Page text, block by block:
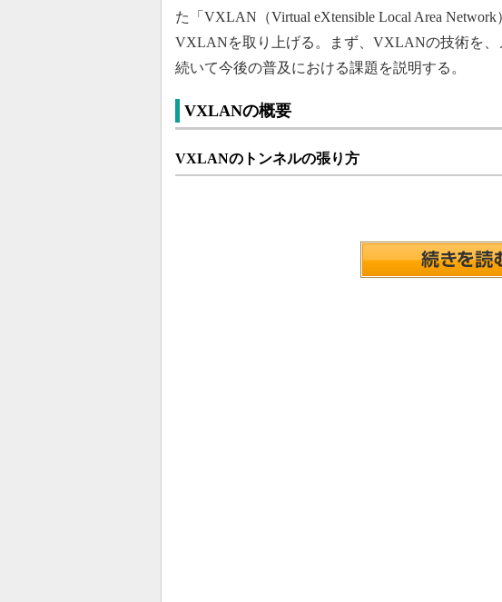
た「VXLAN（Virtual eXtensible Local Area
VXLANを取り上げる。まず、VXLANの技術を、
続いて今後の普及における課題を説明する。
VXLANの概要
VXLANのトンネルの張り方